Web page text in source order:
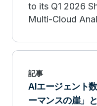
to its Q1 2026
Multi-Cloud
記事
AIエージェント
ーマンスの崖」